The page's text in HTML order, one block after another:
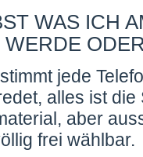
WAS ICH
jede
alles ist
aber
frei wählbar.